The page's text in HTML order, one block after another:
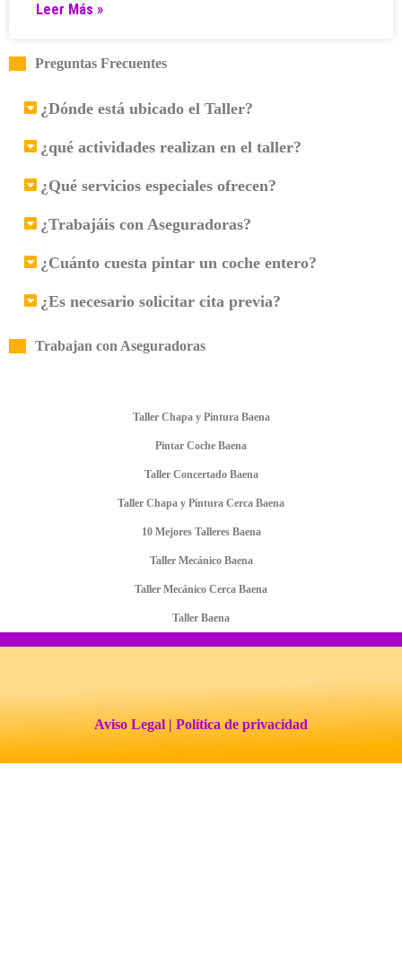
Leer Más »
Preguntas Frecuentes
¿Dónde está ubicado el Taller?
¿qué actividades realizan en el taller?
¿Qué servicios especiales ofrecen?
¿Trabajáis con Aseguradoras?
¿Cuánto cuesta pintar un coche entero?
¿Es necesario solicitar cita previa?
Trabajan con Aseguradoras
Taller Chapa y Pintura Baena
Pintar Coche Baena
Taller Concertado Baena
Taller Chapa y Pintura Cerca Baena
10 Mejores Talleres Baena
Taller Mecánico Baena
Taller Mecánico Cerca Baena
Taller Baena
Aviso Legal | Política de privacidad